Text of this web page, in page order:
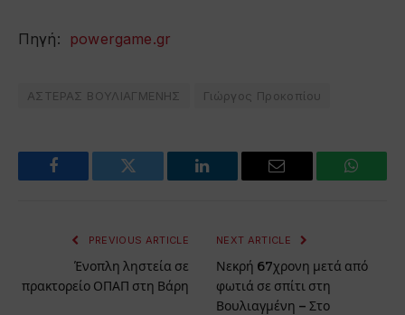
Πηγή: powergame.gr
ΑΣΤΕΡΑΣ ΒΟΥΛΙΑΓΜΕΝΗΣ Γιώργος Προκοπίου
Facebook Twitter LinkedIn Email
PREVIOUS ARTICLE
Ένοπλη ληστεία σε
πρακτορείο ΟΠΑΠ στη Βάρη
NEXT ARTICLE
Νεκρή 67χρονη μετά από
φωτιά σε σπίτι στη
Βουλιαγμένη – Στο